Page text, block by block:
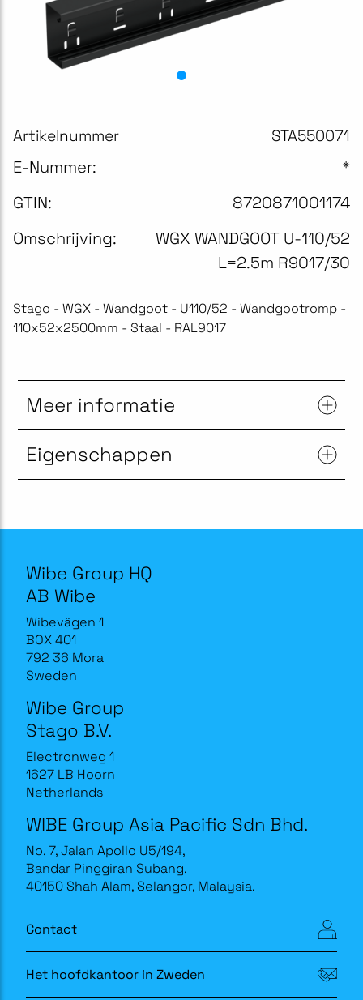
Artikelnummer STA550071
E-Nummer:
*
GTIN:
8720871001174
Omschrijving:
WGX WANDGOOT U-110/52
L=2.5m R9017/30
Stago - WGX - Wandgoot - U110/52 - Wandgootromp -
110x52x2500mm - Staal - RAL9017
Meer informatie
Eigenschappen
Wibe Group HQ
AB Wibe
Wibevägen 1
BOX 401
792 36 Mora
Sweden
Wibe Group
Stago B.V.
Electronweg 1
1627 LB Hoorn
Netherlands
WIBE Group Asia Pacific Sdn Bhd.
No. 7, Jalan Apollo U5/194,
Bandar Pinggiran Subang,
40150 Shah Alam, Selangor, Malaysia.
Contact
Het hoofdkantoor in Zweden